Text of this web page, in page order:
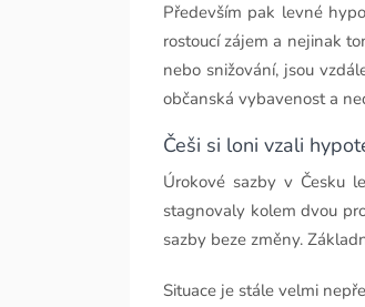
Především pak levné
rostoucí zájem a nejinak
nebo snižování, jsou
občanská vybavenost a
Češi si loni vzali
Úrokové sazby v Česku
stagnovaly kolem dvou
sazby beze změny.
Situace je stále velmi